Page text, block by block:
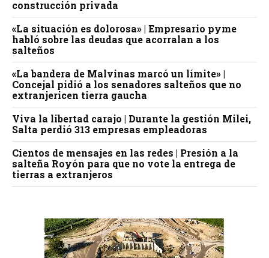
construcción privada
«La situación es dolorosa» | Empresario pyme
habló sobre las deudas que acorralan a los
salteños
«La bandera de Malvinas marcó un límite» |
Concejal pidió a los senadores salteños que no
extranjericen tierra gaucha
Viva la libertad carajo | Durante la gestión Milei,
Salta perdió 313 empresas empleadoras
Cientos de mensajes en las redes | Presión a la
salteña Royón para que no vote la entrega de
tierras a extranjeros